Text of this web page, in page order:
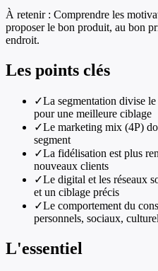
À retenir : Comprendre les
proposer le bon produit, au bon
endroit.
Les points clés
✓La segmentation divise
pour une meilleure ciblage
✓Le marketing mix (4P)
segment
✓La fidélisation est plus
nouveaux clients
✓Le digital et les réseaux
et un ciblage précis
✓Le comportement du
personnels, sociaux,
L'essentiel